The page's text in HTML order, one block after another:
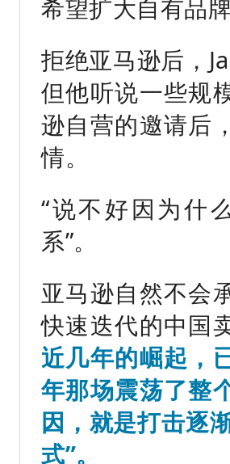
希望扩大自有品
拒绝亚马逊后，
但他听说一些规
逊自营的邀请后
情。
“说不好因为什
系”。
亚马逊自然不会
快速迭代的中国
近几年的崛起，
年那场震荡了整
因，就是打击逐
式”。